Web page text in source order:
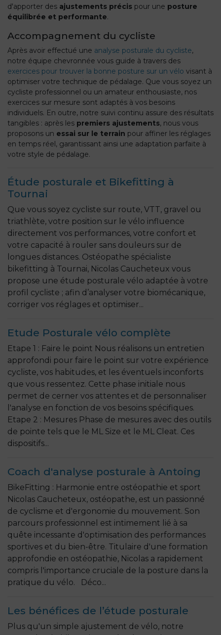
d'apporter des ajustements précis pour une posture
équilibrée et performante.
Accompagnement du cycliste
Après avoir effectué une analyse posturale du cycliste,
notre équipe chevronnée vous guide à travers des
exercices pour trouver la bonne posture sur un vélo visant à
optimiser votre technique de pédalage. Que vous soyez un
cycliste professionnel ou un amateur enthousiaste, nos
exercices sur mesure sont adaptés à vos besoins
individuels. En outre, notre suivi continu assure des résultats
tangibles : après les premiers ajustements, nous vous
proposons un essai sur le terrain pour affiner les réglages
en temps réel, garantissant ainsi une adaptation parfaite à
votre style de pédalage.
Étude posturale et Bikefitting à
Tournai
Que vous soyez cycliste sur route, VTT, gravel ou
triathlète, votre position sur le vélo influence
directement vos performances, votre confort et
votre capacité à rouler sans douleurs sur de
longues distances. Ostéopathe spécialiste
bikefitting à Tournai, Nicolas Caucheteux vous
propose une étude posturale vélo adaptée à votre
profil cycliste ; afin d’analyser votre biomécanique,
corriger vos réglages et optimiser...
Etude Posturale vélo complète
Etape 1 : Faire le point Nous réalisons un entretien
approfondi pour faire le point sur votre expérience
cycliste, vos habitudes, et les éventuels inconforts
que vous ressentez. Cette phase initiale nous
permet de cerner vos attentes et de personnaliser
l'analyse en fonction de vos besoins spécifiques.
Etape 2 : Mesures Phase de mesures avec des outils
de pointe tels que le ML Size et le ML Cleat. Ces
dispositifs...
Coach d'analyse posturale à Antoing
BikeFitting : Harmonie entre ostéopathie et sport
Nicolas Caucheteux, ostéopathe, est un passionné
de cyclisme et d'ergonomie du mouvement. Son
parcours professionnel est intimement lié à sa
quête incessante d'optimisation des performances
sportives et du bien-être. Titulaire d'une formation
approfondie en ostéopathie, Nicolas a rapidement
compris l'importance cruciale de la posture dans la
pratique du vélo. Déco...
Les bénéfices de l’étude posturale
Plus qu'un simple ajustement de vélo, notre